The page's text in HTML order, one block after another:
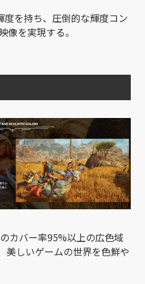
度を持ち、圧倒的な輝度コン
像を実現する。
カバー率95%以上の広色域
美しいゲームの世界を色鮮や